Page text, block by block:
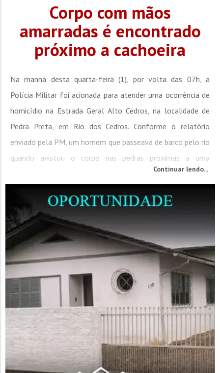
Corpo com mãos
amarradas é encontrado
próximo a cachoeira
Na manhã desta quarta-feira (1), por volta das 07h, a
Polícia Militar foi acionada para atender uma ocorrência de
homicídio na Estrada Geral Alto Cedros, na localidade de
Pedra Preta, em Rio dos Cedros. Conforme o relatório
enviado pela PM, um homem que passeava de barco pelo rio
quando avistou o corpo nas pedras próximas a uma
cachoeira, próximo à residência que ele havia alugado para o
Continuar lendo...